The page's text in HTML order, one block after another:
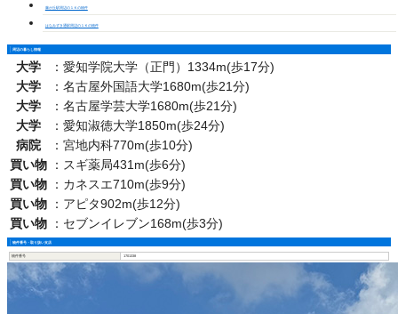
藤が丘駅周辺の１Ｋの物件
はなみずき通駅周辺の１Ｋの物件
周辺の暮らし情報
大学 ： 愛知学院大学（正門）1334m(歩17分)
大学
： 名古屋外国語大学1680m(歩21分)
大学
： 名古屋学芸大学1680m(歩21分)
大学
： 愛知淑徳大学1850m(歩24分)
病院
： 宮地内科770m(歩10分)
買い物
： スギ薬局431m(歩6分)
買い物
： カネスエ710m(歩9分)
買い物
： アピタ902m(歩12分)
買い物
： セブンイレブン168m(歩3分)
物件番号・取り扱い支店
物件番号 1701338